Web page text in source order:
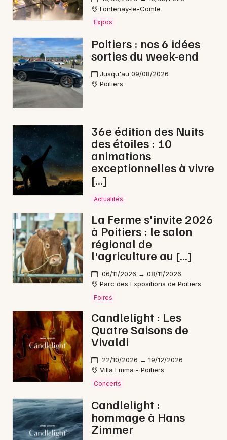
Sorties & loisirs
Foires dans la Vienne
Foires en Poitou-Charente
Foires en Nouvelle-Aquitaine
Newsletter des sorties
Actus à Montmorillon
Magazine à Montmorillon
Choisir mes départements
Mon email
Toutes les villes
Fontenay-le-Comte
Expos
Poitiers : nos 6 idées
sorties du week-end
Jusqu'au 09/08/2026
Poitiers
36e édition des Nuits
des étoiles : 10
animations
exceptionnelles à vivre
[…]
Actualités
La Ferme s'invite 2026
à Poitiers : le salon
régional de
l'agriculture au […]
06/11/2026 → 08/11/2026
Parc des Expositions de Poitiers
Foires
Candlelight : Les
Quatre Saisons de
Vivaldi
22/10/2026 → 19/12/2026
Villa Emma - Poitiers
Concerts
Candlelight :
hommage à Hans
Zimmer